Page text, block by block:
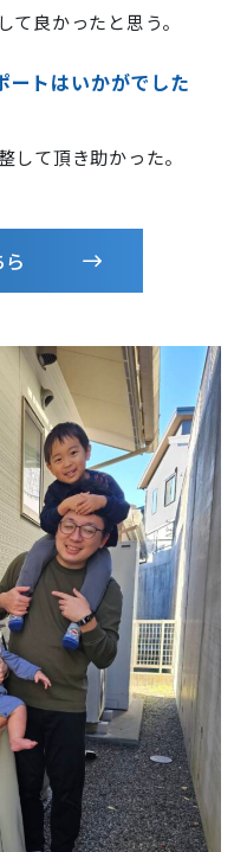
良かったと思う。
ートはいかがでした
して頂き助かった。